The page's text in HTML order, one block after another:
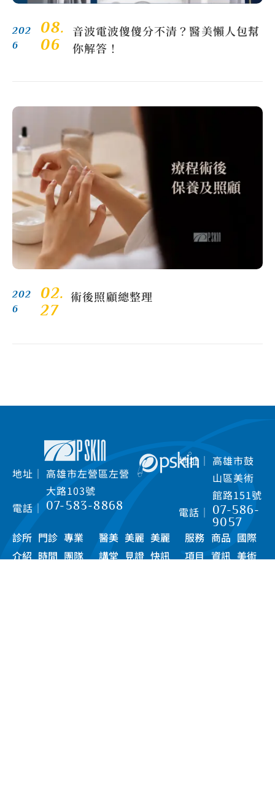
202
6
08.
06
音波電波傻傻分不清？醫美懶人包幫
你解答！
202
6
02.
27
術後照顧總整理
地址｜ 高雄市左營區左營
大路103號
電話｜ 07-583-8868
地址｜ 高雄市鼓
山區美術
館路151號
電話｜ 07-586-
9057
診所
介紹
門診
時間
專業
團隊
醫美
講堂
美麗
見證
美麗
快訊
服務
項目
商品
資訊
國際
美術
線上預約